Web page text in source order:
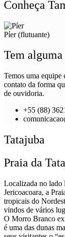
Conheça
Píer (flutuante)
Tem
Temos uma equipe
contato da forma
de ouvidoria.
+55 (88)
Tatajuba
Praia da
Localizada no lado
Jericoacoara, a
tropicais do
vindos de vários
O Morro Branco
é uma das dunas